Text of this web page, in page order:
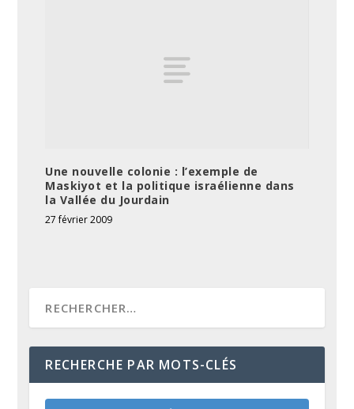
Une nouvelle colonie : l’exemple de
Maskiyot et la politique israélienne dans
la Vallée du Jourdain
27 février 2009
RECHERCHE PAR MOTS-CLÉS